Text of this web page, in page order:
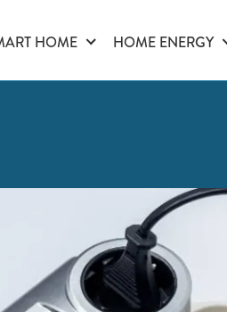
HOME HOME ENERGY